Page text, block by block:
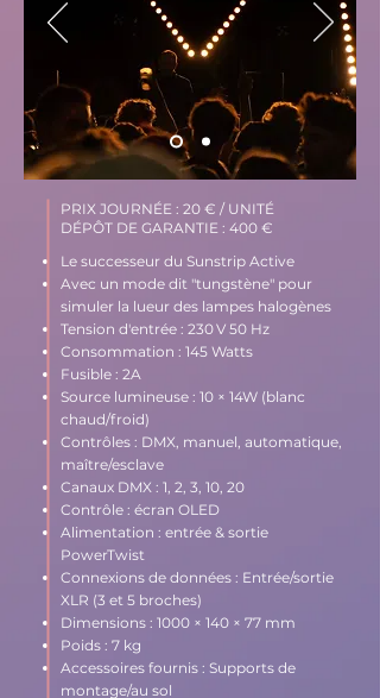
PRIX JOURNÉE : 20 € / UNITÉ
DÉPÔT DE GARANTIE : 400 €
Le successeur du Sunstrip Active
Avec un mode dit "tungstène" pour
simuler la lueur des lampes halogènes
Tension d'entrée : 230 V 50 Hz
Consommation : 145 Watts
Fusible : 2A
Source lumineuse : 10 × 14W (blanc
chaud/froid)
Contrôles : DMX, manuel, automatique,
maître/esclave
Canaux DMX : 1, 2, 3, 10, 20
Contrôle : écran OLED
Alimentation : entrée & sortie
PowerTwist
Connexions de données : Entrée/sortie
XLR (3 et 5 broches)
Dimensions : 1000 × 140 × 77 mm
Poids : 7 kg
Accessoires fournis : Supports de
montage/au sol